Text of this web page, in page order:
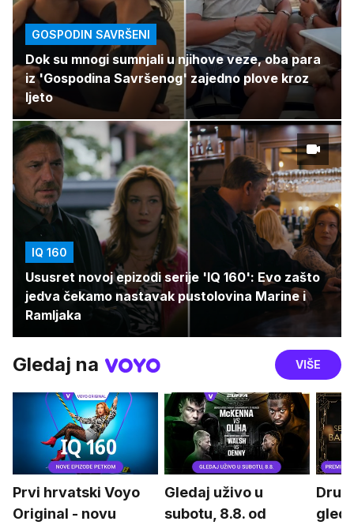
GOSPODIN SAVRŠENI
Dok su mnogi sumnjali u njihove veze, oba para
iz 'Gospodina Savršenog' zajedno plove kroz
ljeto
IQ 160
Ususret novoj epizodi serije 'IQ 160': Evo zašto
jedva čekamo nastavak pustolovina Marine i
Ramljaka
Gledaj na VIŠE
Prvi hrvatski Voyo
Original - novu
Gledaj uživo u
subotu, 8.8. od